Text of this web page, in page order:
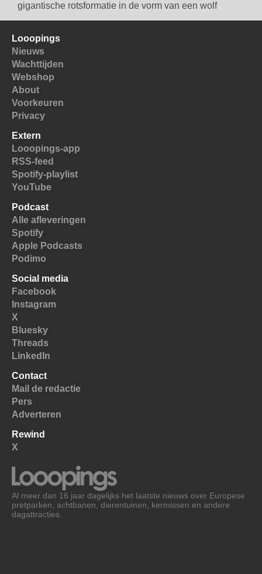
gigantische rotsformatie in de vorm van een wolf
Looopings
Nieuws
Wachttijden
Webshop
About
Voorkeuren
Privacy
Extern
Looopings-app
RSS-feed
Spotify-playlist
YouTube
Podcast
Alle afleveringen
Spotify
Apple Podcasts
Podimo
Social media
Facebook
Instagram
X
Bluesky
Threads
LinkedIn
Contact
Mail de redactie
Pers
Adverteren
Rewind
X
Al meer dan 16 jaar dagelijks het laatste nieuws over Europese
pretparken, achtbanen, dierentuinen, kermissen en andere
dagattracties.